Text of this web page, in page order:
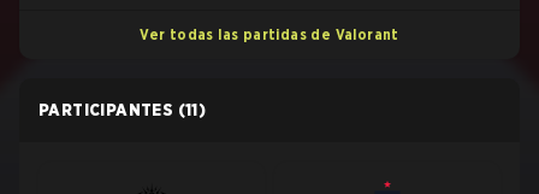
Ver todas las partidas de Valorant
PARTICIPANTES (11)